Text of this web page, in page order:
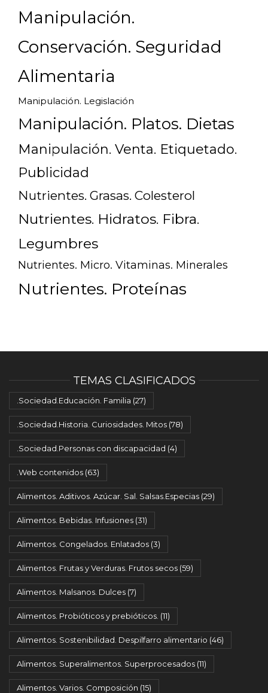
Manipulación.
Conservación. Seguridad
Alimentaria
Manipulación. Legislación
Manipulación. Platos. Dietas
Manipulación. Venta. Etiquetado.
Publicidad
Nutrientes. Grasas. Colesterol
Nutrientes. Hidratos. Fibra.
Legumbres
Nutrientes. Micro. Vitaminas. Minerales
Nutrientes. Proteínas
TEMAS CLASIFICADOS
.Sociedad.Educación. Familia (27)
.Sociedad.Historia. Curiosidades. Mitos (78)
.Sociedad.Personas con discapacidad (4)
.Web contenidos (63)
Alimentos. Aditivos. Azúcar. Sal. Salsas.Especias (29)
Alimentos. Bebidas. Infusiones (31)
Alimentos. Congelados. Enlatados (3)
Alimentos. Frutas y Verduras. Frutos secos (59)
Alimentos. Malsanos. Dulces (7)
Alimentos. Probióticos y prebióticos. (11)
Alimentos. Sostenibilidad. Despilfarro alimentario (46)
Alimentos. Superalimentos. Superprocesados (11)
Alimentos. Varios. Composición (15)